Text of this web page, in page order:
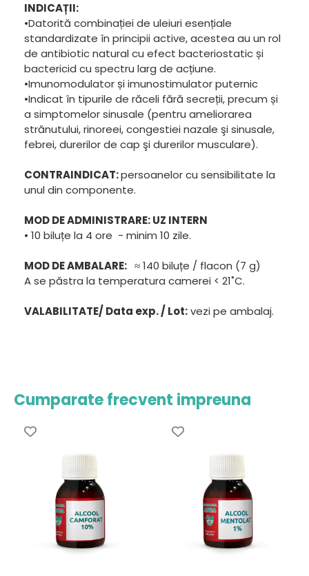
INDICAȚII:
•Datorită combinației de uleiuri esențiale
standardizate în principii active, acestea au un rol
de antibiotic natural cu efect bacteriostatic și
bactericid cu spectru larg de acțiune.
•Imunomodulator și imunostimulator puternic
•Indicat în tipurile de răceli fără secreții, precum și
a simptomelor sinusale (pentru ameliorarea
strănutului, rinoreei, congestiei nazale şi sinusale,
febrei, durerilor de cap şi durerilor musculare).
CONTRAINDICAT:persoanelor cu sensibilitate la
unul din componente.
MOD DE ADMINISTRARE: UZ INTERN
• 10 biluțe la 4 ore - minim 10 zile.
MOD DE AMBALARE: ≈ 140 biluțe / flacon (7 g)
A se păstra la temperatura camerei < 21˚C.
VALABILITATE/ Data exp. / Lot:vezi pe ambalaj.
Cumparate frecvent impreuna